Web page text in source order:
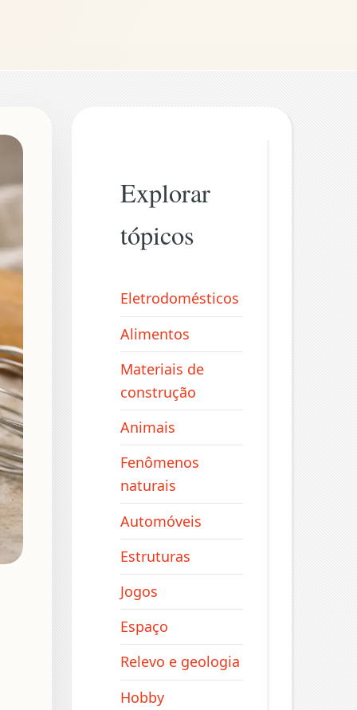
Explorar
tópicos
Eletrodomésticos
Alimentos
Materiais de
construção
Animais
Fenômenos
naturais
Automóveis
Estruturas
Jogos
Espaço
Relevo e geologia
Hobby